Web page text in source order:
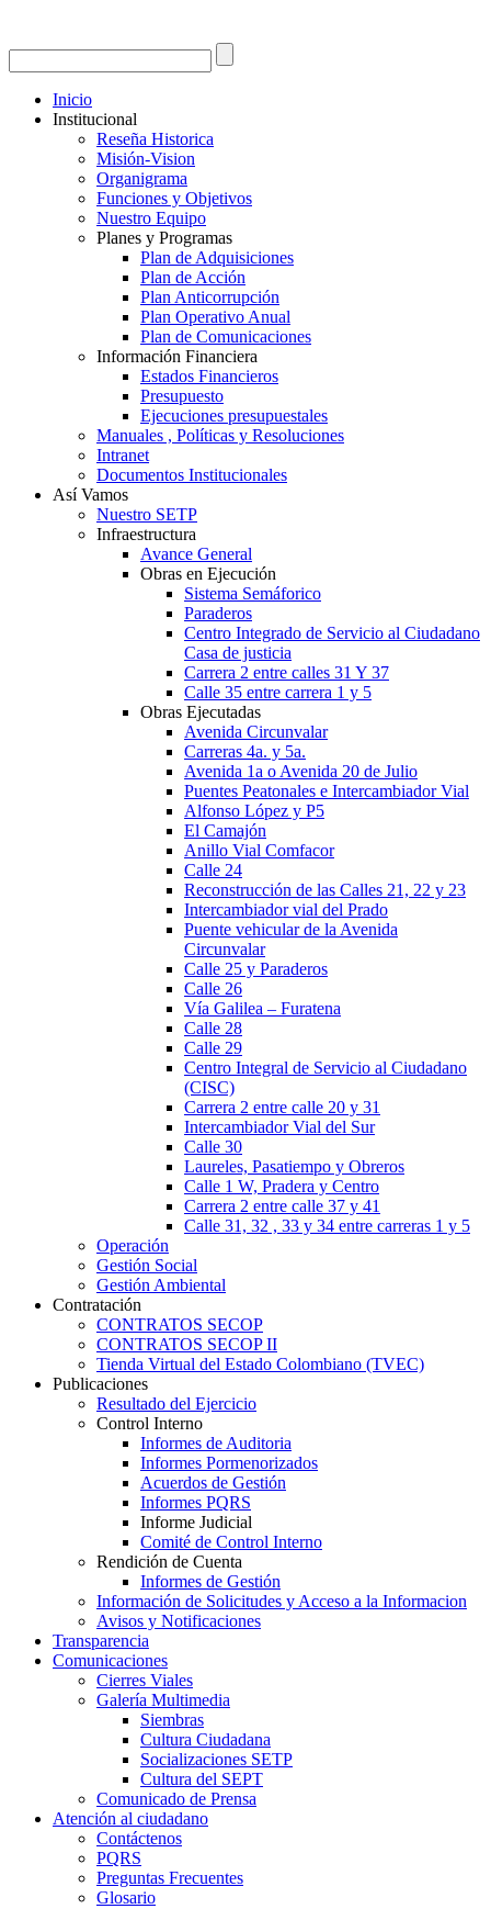
Inicio
Institucional
Reseña Historica
Misión-Vision
Organigrama
Funciones y Objetivos
Nuestro Equipo
Planes y Programas
Plan de Adquisiciones
Plan de Acción
Plan Anticorrupción
Plan Operativo Anual
Plan de Comunicaciones
Información Financiera
Estados Financieros
Presupuesto
Ejecuciones presupuestales
Manuales , Políticas y Resoluciones
Intranet
Documentos Institucionales
Así Vamos
Nuestro SETP
Infraestructura
Avance General
Obras en Ejecución
Sistema Semáforico
Paraderos
Centro Integrado de Servicio al Ciudadano
Casa de justicia
Carrera 2 entre calles 31 Y 37
Calle 35 entre carrera 1 y 5
Obras Ejecutadas
Avenida Circunvalar
Carreras 4a. y 5a.
Avenida 1a o Avenida 20 de Julio
Puentes Peatonales e Intercambiador Vial
Alfonso López y P5
El Camajón
Anillo Vial Comfacor
Calle 24
Reconstrucción de las Calles 21, 22 y 23
Intercambiador vial del Prado
Puente vehicular de la Avenida
Circunvalar
Calle 25 y Paraderos
Calle 26
Vía Galilea – Furatena
Calle 28
Calle 29
Centro Integral de Servicio al Ciudadano
(CISC)
Carrera 2 entre calle 20 y 31
Intercambiador Vial del Sur
Calle 30
Laureles, Pasatiempo y Obreros
Calle 1 W, Pradera y Centro
Carrera 2 entre calle 37 y 41
Calle 31, 32 , 33 y 34 entre carreras 1 y 5
Operación
Gestión Social
Gestión Ambiental
Contratación
CONTRATOS SECOP
CONTRATOS SECOP II
Tienda Virtual del Estado Colombiano (TVEC)
Publicaciones
Resultado del Ejercicio
Control Interno
Informes de Auditoria
Informes Pormenorizados
Acuerdos de Gestión
Informes PQRS
Informe Judicial
Comité de Control Interno
Rendición de Cuenta
Informes de Gestión
Información de Solicitudes y Acceso a la Informacion
Avisos y Notificaciones
Transparencia
Comunicaciones
Cierres Viales
Galería Multimedia
Siembras
Cultura Ciudadana
Socializaciones SETP
Cultura del SEPT
Comunicado de Prensa
Atención al ciudadano
Contáctenos
PQRS
Preguntas Frecuentes
Glosario